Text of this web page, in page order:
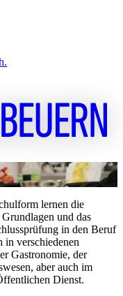
lernen die
und das
in den Beruf
in verschiedenen
Gastronomie, der
aber auch im
Dienst.